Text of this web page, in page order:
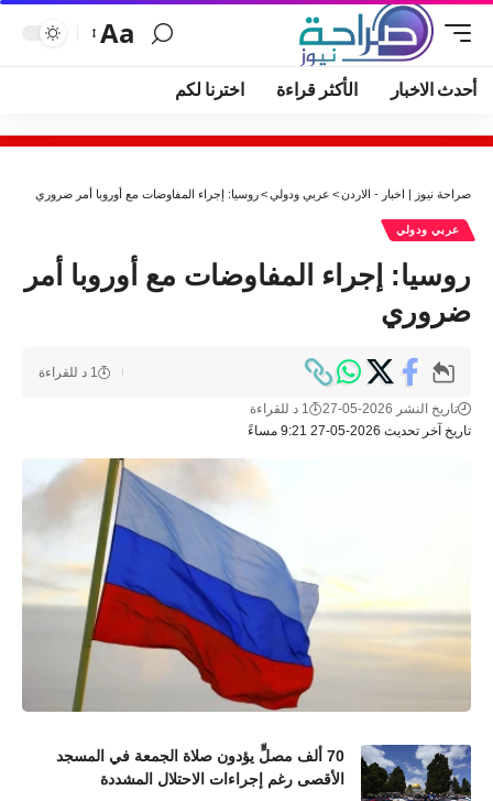
Aa
أحدث الاخبار الأكثر قراءة اخترنا لكم
صراحة نيوز | اخبار - الاردن> عربي ودولي>روسيا: إجراء المفاوضات مع أوروبا أمر ضروري
عربي ودولي
روسيا: إجراء المفاوضات مع أوروبا أمر
ضروري
تاريخ آخر تحديث 2026-05-27 9:21 مساءً
تاريخ النشر 2026-05-27 1 د للقراءة
1 د للقراءة
70 ألف مصلٍّ يؤدون صلاة الجمعة في المسجد
الأقصى رغم إجراءات الاحتلال المشددة